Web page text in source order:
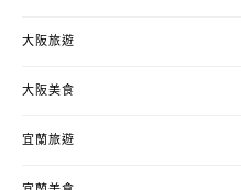
大阪旅遊
大阪美食
宜蘭旅遊